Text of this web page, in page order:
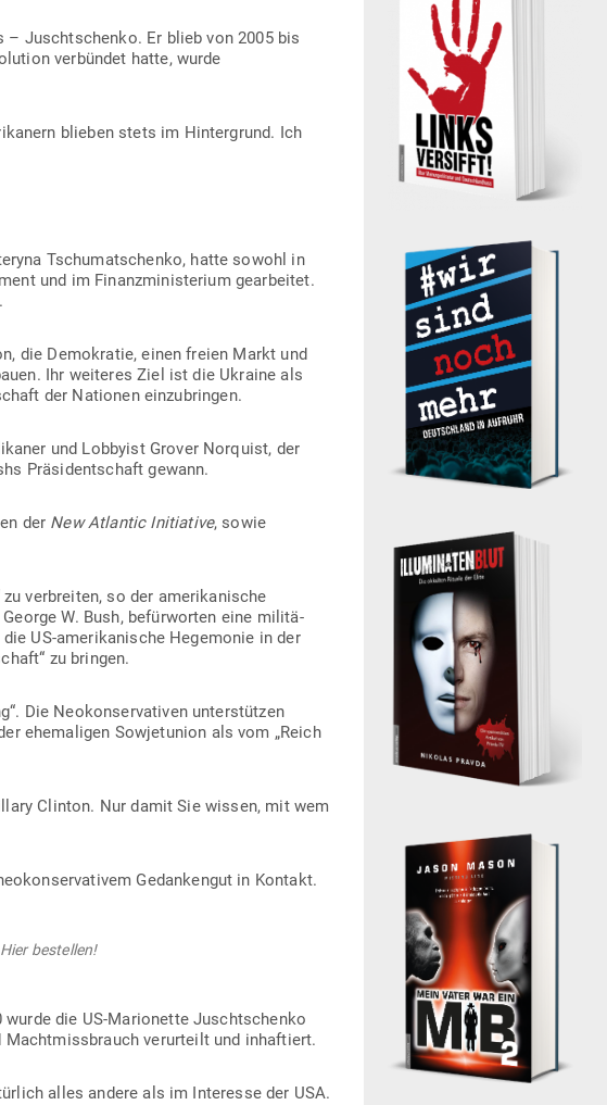
– Juscht­schenko. Er blieb von 2005 bis
ver­bündet hatte, wurde
blieben stets im Hin­ter­grund. Ich
Tschu­mat­schenko, hatte sowohl in
und im Finanz­mi­nis­terium gear­beitet.
die Demo­kratie, einen freien Markt und
Ihr wei­teres Ziel ist die Ukraine als
der Nationen einzubringen.
und Lob­byist Grover Nor­quist, der
Prä­si­dent­schaft gewann.
der New Atlantic Initiative, sowie
ver­breiten, so der ame­ri­ka­nische
W. Bush, befür­worten eine mili­tä­
US-ame­ri­ka­nische Hege­monie in der
zu bringen.
Die Neo­kon­ser­va­tiven unter­stützen
ehe­ma­ligen Sowjet­union als vom „Reich
Clinton. Nur damit Sie wissen, mit wem
Gedan­kengut in Kontakt.
Hier bestellen!
die US-Mario­nette Juscht­schenko
ver­ur­teilt und inhaftiert.
alles andere als im Interesse der USA.